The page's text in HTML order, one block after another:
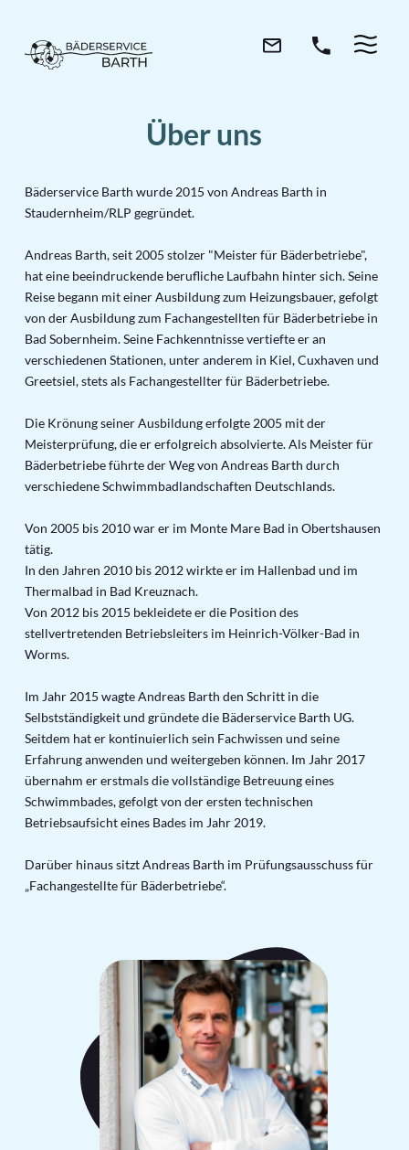
Über uns
Bäderservice Barth wurde 2015 von Andreas Barth in
Staudernheim/RLP gegründet.
Andreas Barth, seit 2005 stolzer "Meister für Bäderbetriebe",
hat eine beeindruckende berufliche Laufbahn hinter sich. Seine
Reise begann mit einer Ausbildung zum Heizungsbauer, gefolgt
von der Ausbildung zum Fachangestellten für Bäderbetriebe in
Bad Sobernheim. Seine Fachkenntnisse vertiefte er an
verschiedenen Stationen, unter anderem in Kiel, Cuxhaven und
Greetsiel, stets als Fachangestellter für Bäderbetriebe.
Die Krönung seiner Ausbildung erfolgte 2005 mit der
Meisterprüfung, die er erfolgreich absolvierte. Als Meister für
Bäderbetriebe führte der Weg von Andreas Barth durch
verschiedene Schwimmbadlandschaften Deutschlands.
Von 2005 bis 2010 war er im Monte Mare Bad in Obertshausen
tätig.
In den Jahren 2010 bis 2012 wirkte er im Hallenbad und im
Thermalbad in Bad Kreuznach.
Von 2012 bis 2015 bekleidete er die Position des
stellvertretenden Betriebsleiters im Heinrich-Völker-Bad in
Worms.
Im Jahr 2015 wagte Andreas Barth den Schritt in die
Selbstständigkeit und gründete die Bäderservice Barth UG.
Seitdem hat er kontinuierlich sein Fachwissen und seine
Erfahrung anwenden und weitergeben können. Im Jahr 2017
übernahm er erstmals die vollständige Betreuung eines
Schwimmbades, gefolgt von der ersten technischen
Betriebsaufsicht eines Bades im Jahr 2019.
Darüber hinaus sitzt Andreas Barth im Prüfungsausschuss für
„Fachangestellte für Bäderbetriebe“.